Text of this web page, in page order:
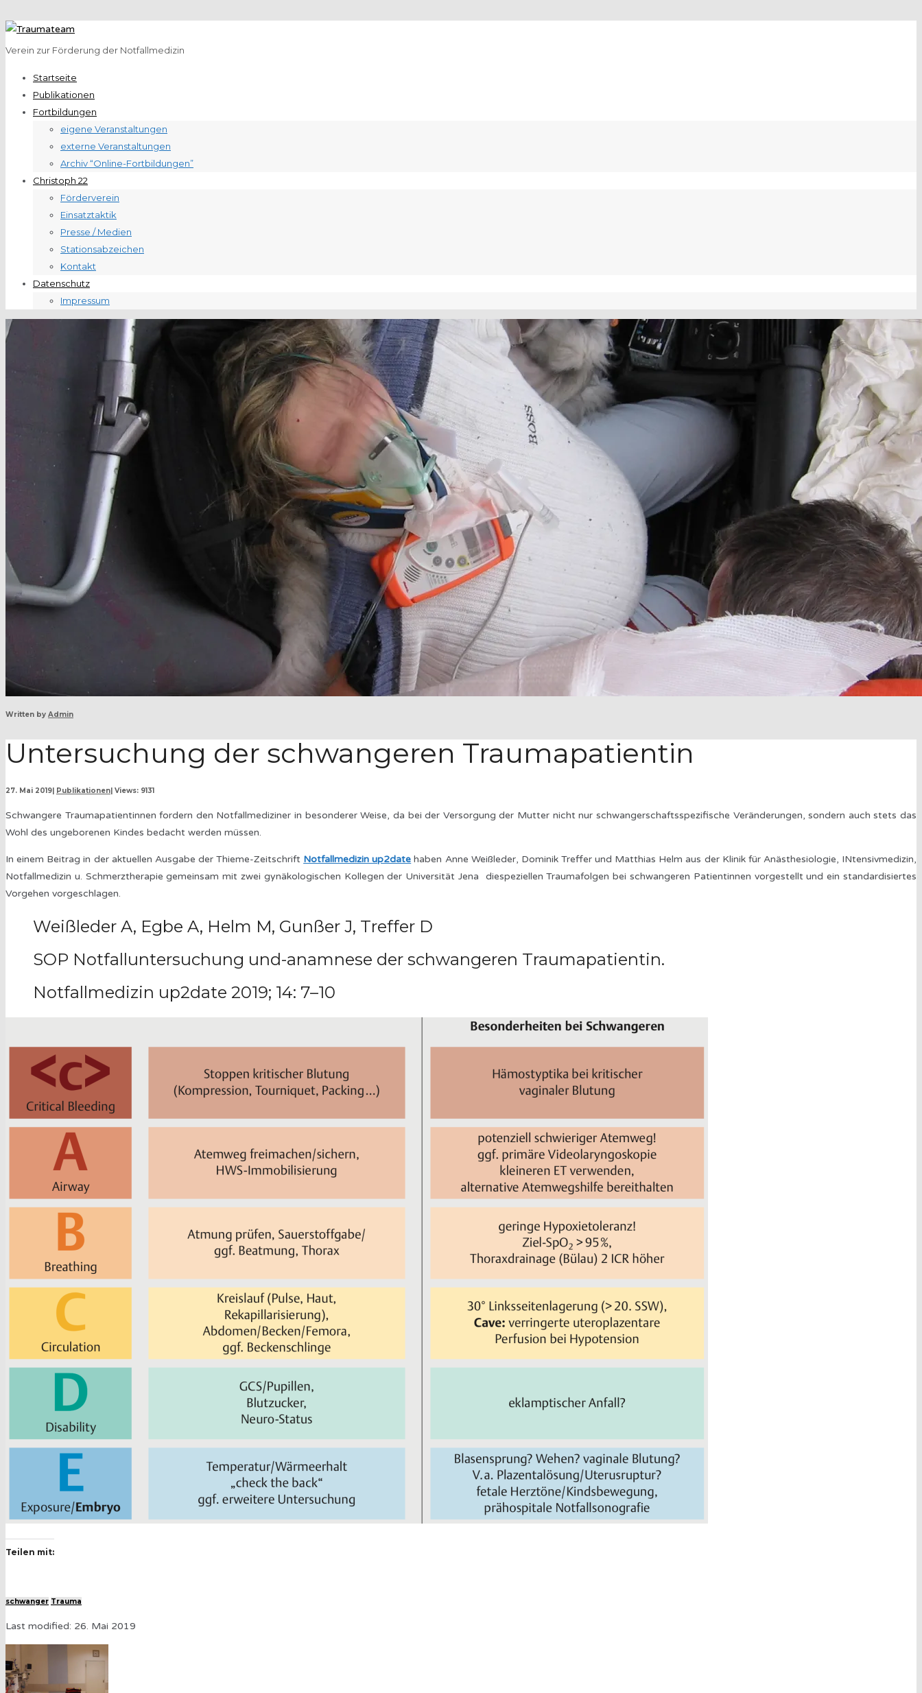
Verein zur Förderung der Notfallmedizin
Startseite
Publikationen
Fortbildungen
eigene Veranstaltungen
externe Veranstaltungen
Archiv “Online-Fortbildungen”
Christoph 22
Förderverein
Einsatztaktik
Presse / Medien
Stationsabzeichen
Kontakt
Datenschutz
Impressum
Written by Admin
Untersuchung der schwangeren Traumapatientin
27. Mai 2019 Publikationen Views: 9131
Schwangere Traumapatientinnen fordern den Notfallmediziner in besonderer Weise, da bei der Versorgung der Mutter nicht nur schwangerschaftsspezifische Veränderungen, sondern auch stets das
Wohl des ungeborenen Kindes bedacht werden müssen.
In einem Beitrag in der aktuellen Ausgabe der Thieme-Zeitschrift Notfallmedizin up2date haben Anne Weißleder, Dominik Treffer und Matthias Helm aus der Klinik für Anästhesiologie, INtensivmedizin,
Notfallmedizin u. Schmerztherapie gemeinsam mit zwei gynäkologischen Kollegen der Universität Jena diespeziellen Traumafolgen bei schwangeren Patientinnen vorgestellt und ein standardisiertes
Vorgehen vorgeschlagen.
Weißleder A, Egbe A, Helm M, Gunßer J, Treffer D
SOP Notfalluntersuchung und-anamnese der schwangeren Traumapatientin.
Notfallmedizin up2date 2019; 14: 7–10
Teilen mit:
schwanger Trauma
Last modified: 26. Mai 2019